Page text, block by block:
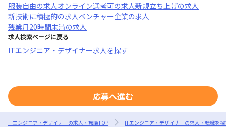
服装自由の求人オンライン選考可の求人新規立ち上げの求人
新技術に積極的の求人ベンチャー企業の求人
残業月20時間未満の求人
求人検索ページに戻る
ITエンジニア・デザイナー求人を探す
応募へ進む
ITエンジニア・デザイナーの求人・転職TOP ITエンジニア・デザイナーの求人・転職を